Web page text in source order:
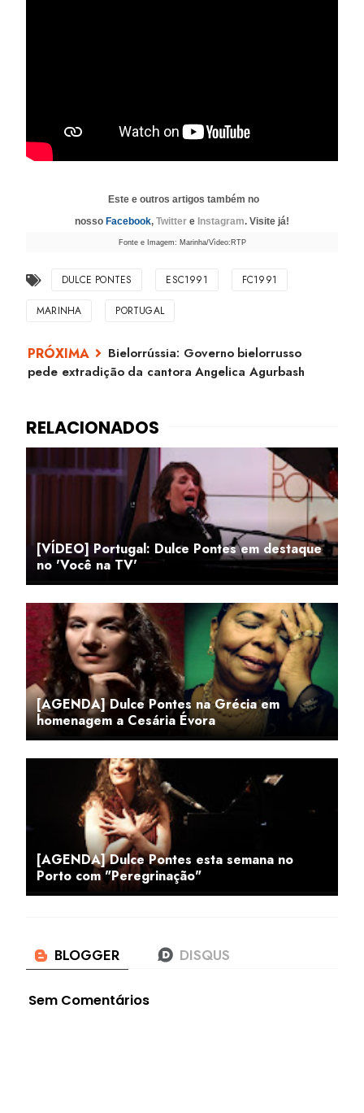
Este e outros artigos também no
nosso Facebook, Twitter e Instagram. Visite já!
Fonte e Imagem: Marinha/Vìdeo:RTP
DULCE PONTES ESC1991 FC1991
MARINHA PORTUGAL
Bielorrússia: Governo bielorrusso
pede extradição da cantora Angelica Agurbash
[VÍDEO] Portugal: Dulce Pontes em destaque
no 'Você na TV'
[AGENDA] Dulce Pontes na Grécia em
homenagem a Cesária Évora
[AGENDA] Dulce Pontes esta semana no
Porto com "Peregrinação"
Sem Comentários